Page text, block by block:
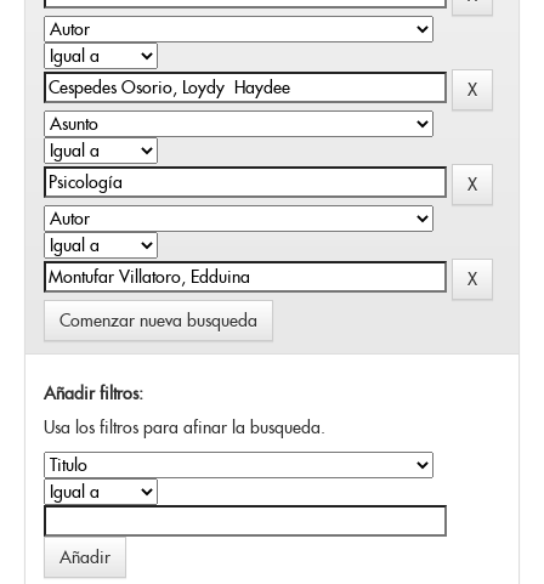
Comenzar nueva busqueda
Añadir filtros:
Usa los filtros para afinar la busqueda.